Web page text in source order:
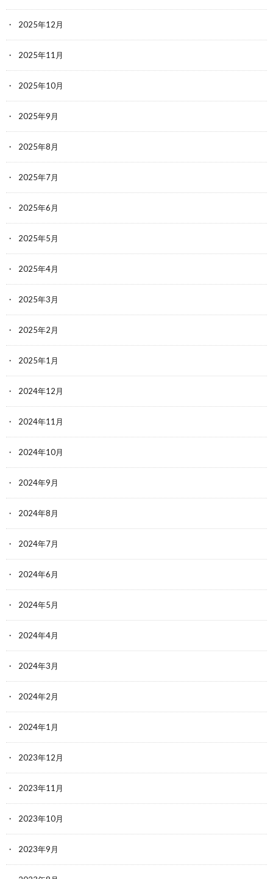
2025年12月
2025年11月
2025年10月
2025年9月
2025年8月
2025年7月
2025年6月
2025年5月
2025年4月
2025年3月
2025年2月
2025年1月
2024年12月
2024年11月
2024年10月
2024年9月
2024年8月
2024年7月
2024年6月
2024年5月
2024年4月
2024年3月
2024年2月
2024年1月
2023年12月
2023年11月
2023年10月
2023年9月